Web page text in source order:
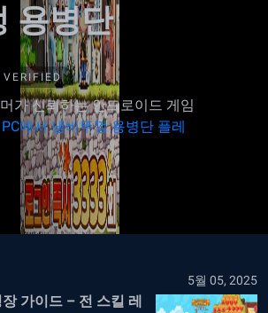
용병단
VERIFIED
가 신뢰하는 안드로이드 게임
PC에서 냄비뚜껑 용병단 플레
5월 05, 2025
가이드 – 전 스킬 레